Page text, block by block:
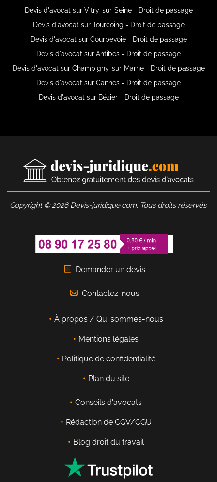
Devis d'avocat sur Vitry-sur-Seine - Droit de passage
Devis d'avocat sur Tourcoing - Droit de passage
Devis d'avocat sur Courbevoie - Droit de passage
Devis d'avocat sur Antibes - Droit de passage
Devis d'avocat sur Champigny-sur-Marne - Droit de passage
Devis d'avocat sur Cannes - Droit de passage
Devis d'avocat sur Bézier - Droit de passage
Copyright © 2026 Devis-juridique.com. Tous droits réservés.
Demander un devis
Contactez-nous
À propos / Qui sommes-nous
Mentions légales
Politique de confidentialité
Plan du site
Conseils d'avocats
Rédaction de CGV/CGU
Blog droit du travail